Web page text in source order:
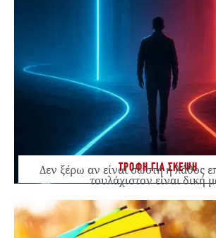
ΤΡΟΦΗ ΓΙΑ ΣΚΕΨΗ
Δεν ξέρω αν είναι σωστή ή λάθος
τουλάχιστον είναι δική